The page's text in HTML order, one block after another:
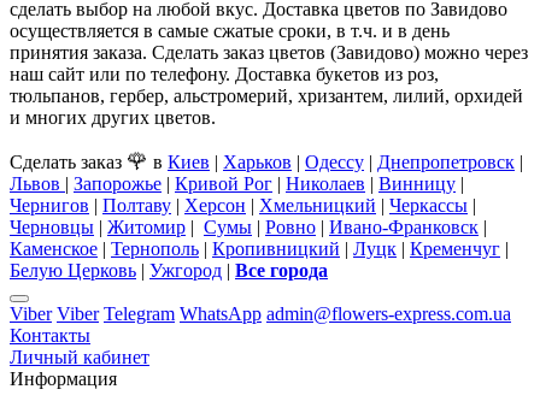
сделать выбор на любой вкус. Доставка цветов по Завидово
осуществляется в самые сжатые сроки, в т.ч. и в день
принятия заказа. Сделать заказ цветов (Завидово) можно через
наш сайт или по телефону. Доставка букетов из роз,
тюльпанов, гербер, альстромерий, хризантем, лилий, орхидей
и многих других цветов.
Сделать заказ 🌹 в Киев | Харьков | Одессу | Днепропетровск |
Львов | Запорожье | Кривой Рог | Николаев | Винницу |
Чернигов | Полтаву | Херсон | Хмельницкий | Черкассы |
Черновцы | Житомир | Сумы | Ровно | Ивано-Франковск |
Каменское | Тернополь | Кропивницкий | Луцк | Кременчуг |
Белую Церковь | Ужгород | Все города
Viber Viber Telegram WhatsApp admin@flowers-express.com.ua
Контакты
Личный кабинет
Информация